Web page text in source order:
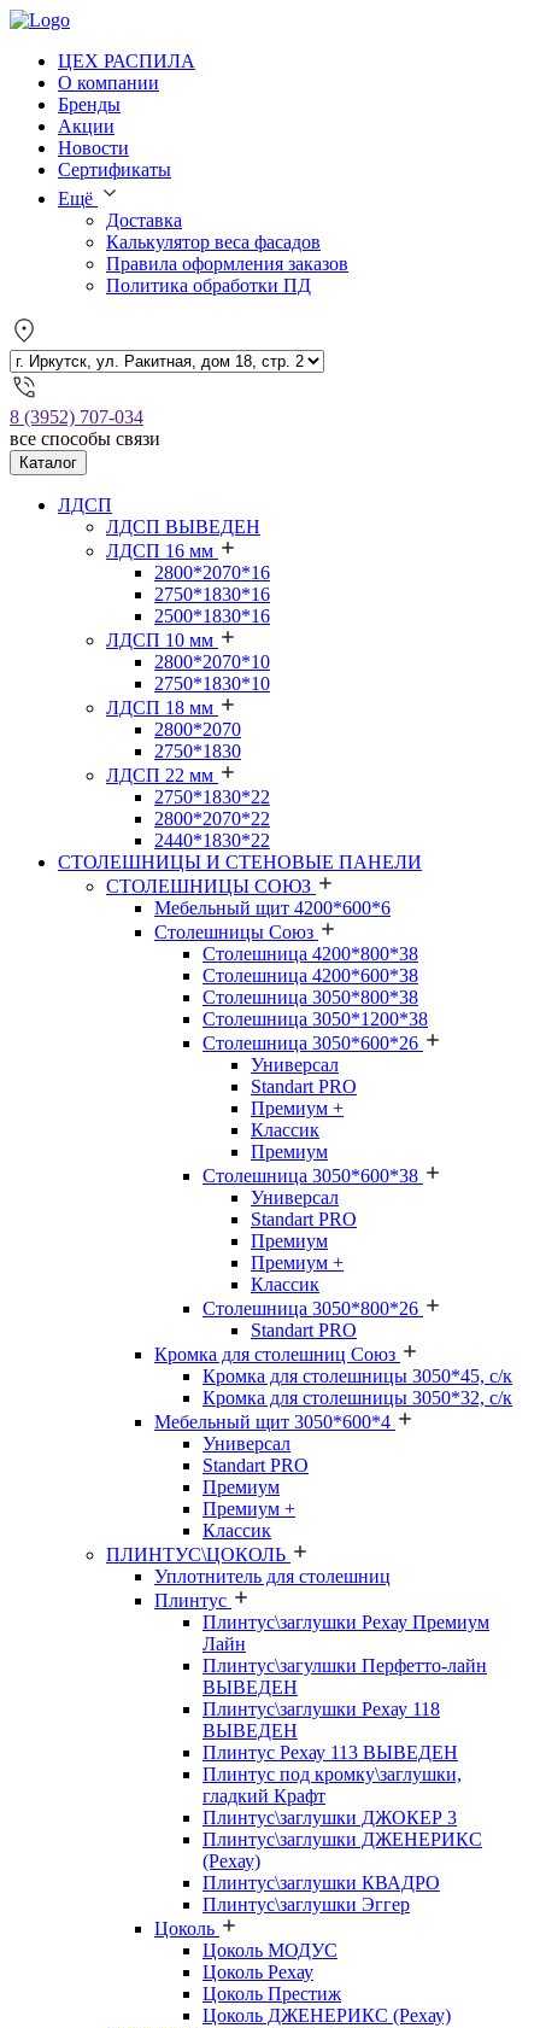
ЦЕХ РАСПИЛА
О компании
Бренды
Акции
Новости
Сертификаты
Ещё
Доставка
Калькулятор веса фасадов
Правила оформления заказов
Политика обработки ПД
8 (3952) 707-034
все способы связи
Каталог
ЛДСП
ЛДСП ВЫВЕДЕН
ЛДСП 16 мм
2800*2070*16
2750*1830*16
2500*1830*16
ЛДСП 10 мм
2800*2070*10
2750*1830*10
ЛДСП 18 мм
2800*2070
2750*1830
ЛДСП 22 мм
2750*1830*22
2800*2070*22
2440*1830*22
СТОЛЕШНИЦЫ И СТЕНОВЫЕ ПАНЕЛИ
СТОЛЕШНИЦЫ СОЮЗ
Мебельный щит 4200*600*6
Столешницы Союз
Столешница 4200*800*38
Столешница 4200*600*38
Столешница 3050*800*38
Столешница 3050*1200*38
Столешница 3050*600*26
Универсал
Standart PRO
Премиум +
Классик
Премиум
Столешница 3050*600*38
Универсал
Standart PRO
Премиум
Премиум +
Классик
Столешница 3050*800*26
Standart PRO
Кромка для столешниц Союз
Кромка для столешницы 3050*45, с/к
Кромка для столешницы 3050*32, с/к
Мебельный щит 3050*600*4
Универсал
Standart PRO
Премиум
Премиум +
Классик
ПЛИНТУС\ЦОКОЛЬ
Уплотнитель для столешниц
Плинтус
Плинтус\заглушки Рехау Премиум
Лайн
Плинтус\загулшки Перфетто-лайн
ВЫВЕДЕН
Плинтус\заглушки Рехау 118
ВЫВЕДЕН
Плинтус Рехау 113 ВЫВЕДЕН
Плинтус под кромку\заглушки,
гладкий Крафт
Плинтус\заглушки ДЖОКЕР 3
Плинтус\заглушки ДЖЕНЕРИКС
(Рехау)
Плинтус\заглушки КВАДРО
Плинтус\заглушки Эггер
Цоколь
Цоколь МОДУС
Цоколь Рехау
Цоколь Престиж
Цоколь ДЖЕНЕРИКС (Рехау)